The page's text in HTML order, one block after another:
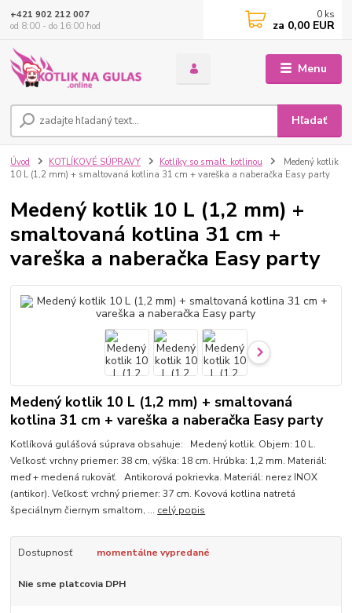
Menu
Hľadať
+421 902 212 007
od 8:00 - do 16:00 hod
0 ks
za 0,00 EUR
Úvod KOTLÍKOVÉ SÚPRAVY Kotlíky so smalt. kotlinou
Medený kotlik
10 L (1,2 mm) + smaltovaná kotlina 31 cm + vareška a naberačka Easy party
Medený kotlik 10 L (1,2 mm) +
smaltovaná kotlina 31 cm +
vareška a naberačka Easy party
Medený kotlik 10 L (1,2 mm) + smaltovaná
kotlina 31 cm + vareška a naberačka Easy party
Kotlíková gulášová súprava obsahuje: Medený kotlik. Objem: 10 L.
Veľkosť: vrchny priemer: 38 cm, výška: 18 cm. Hrúbka: 1,2 mm. Materiál:
meď + medená rukoväť. Antikorová pokrievka. Materiál: nerez INOX
(antikor). Veľkosť: vrchný priemer: 37 cm. Kovová kotlina natretá
špeciálnym čiernym smaltom, ... celý popis
Dostupnosť momentálne vypredané
Nie sme platcovia DPH